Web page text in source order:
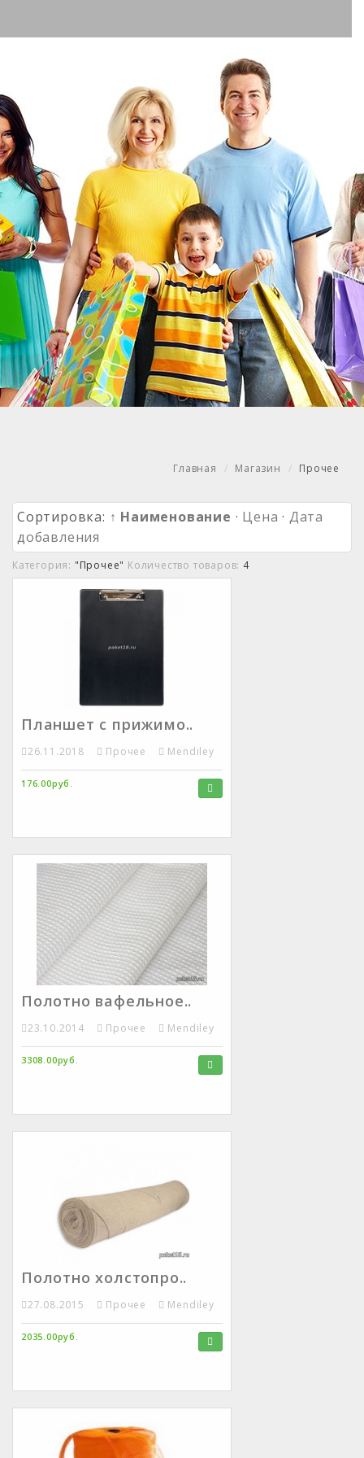
Главная Магазин Прочее
Сортировка: ↑ Наименование · Цена · Дата
добавления
Категория: "Прочее" Количество товаров: 4
Планшет с прижимо..
26.11.2018 Прочее Mendiley
176.00руб.
Полотно вафельное..
23.10.2014 Прочее Mendiley
3308.00руб.
Полотно холстопро..
27.08.2015 Прочее Mendiley
2035.00руб.